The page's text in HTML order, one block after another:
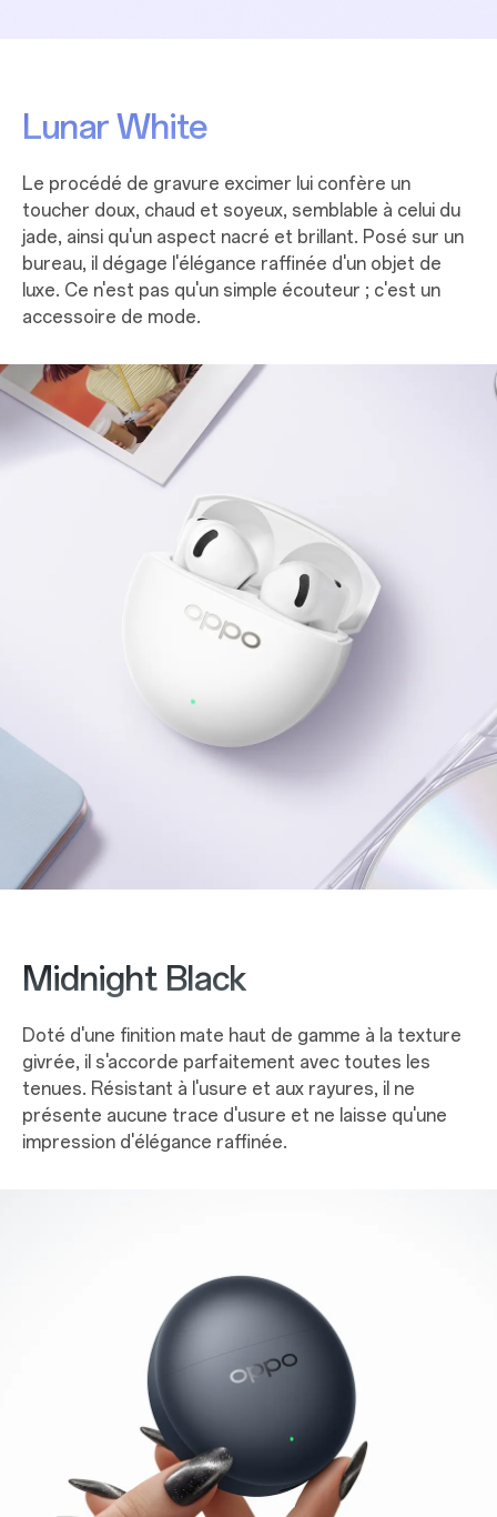
Lunar White
Le procédé de gravure excimer lui confère un
toucher doux, chaud et soyeux, semblable à celui du
jade, ainsi qu'un aspect nacré et brillant. Posé sur un
bureau, il dégage l'élégance raffinée d'un objet de
luxe. Ce n'est pas qu'un simple écouteur ; c'est un
accessoire de mode.
Midnight Black
Doté d'une finition mate haut de gamme à la texture
givrée, il s'accorde parfaitement avec toutes les
tenues. Résistant à l'usure et aux rayures, il ne
présente aucune trace d'usure et ne laisse qu'une
impression d'élégance raffinée.